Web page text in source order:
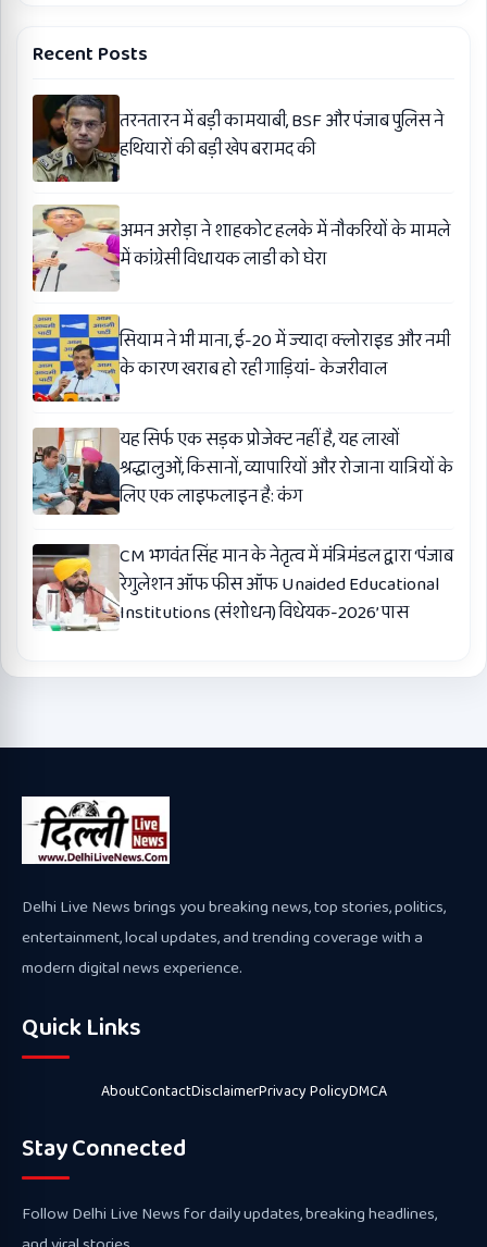
Recent Posts
तरनतारन में बड़ी कामयाबी, BSF और पंजाब पुलिस ने
हथियारों की बड़ी खेप बरामद की
अमन अरोड़ा ने शाहकोट हलके में नौकरियों के मामले
में कांग्रेसी विधायक लाडी को घेरा
सियाम ने भी माना, ई-20 में ज्यादा क्लोराइड और नमी
के कारण खराब हो रही गाड़ियां- केजरीवाल
यह सिर्फ एक सड़क प्रोजेक्ट नहीं है, यह लाखों
श्रद्धालुओं, किसानों, व्यापारियों और रोजाना यात्रियों के
लिए एक लाइफलाइन है: कंग
CM भगवंत सिंह मान के नेतृत्व में मंत्रिमंडल द्वारा ‘पंजाब
रेगुलेशन ऑफ फीस ऑफ Unaided Educational
Institutions (संशोधन) विधेयक-2026’ पास
Delhi Live News brings you breaking news, top stories, politics,
entertainment, local updates, and trending coverage with a
modern digital news experience.
Quick Links
AboutContactDisclaimerPrivacy PolicyDMCA
Stay Connected
Follow Delhi Live News for daily updates, breaking headlines,